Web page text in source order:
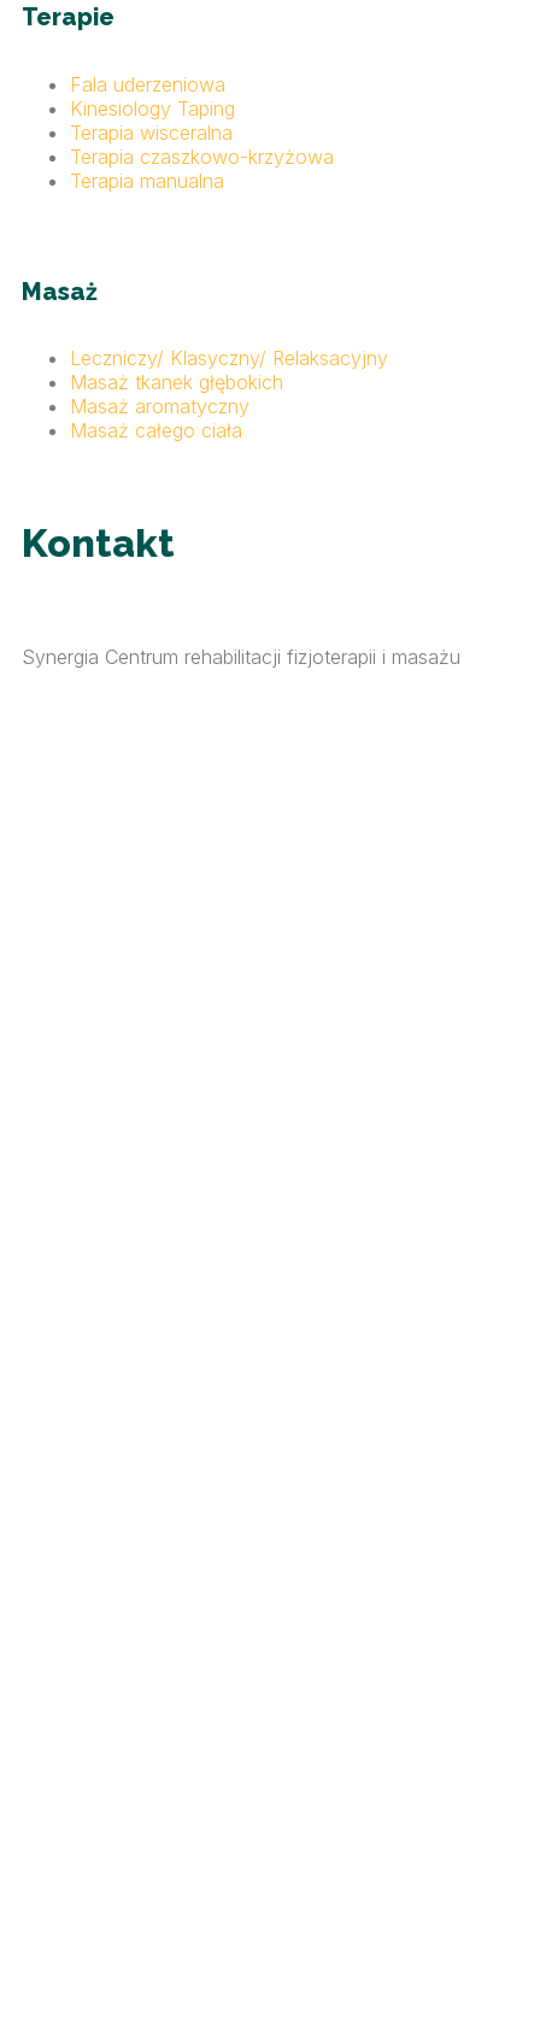
Terapie
Fala uderzeniowa
Kinesiology Taping
Terapia wisceralna
Terapia czaszkowo-krzyżowa
Terapia manualna
Masaż
Leczniczy/ Klasyczny/ Relaksacyjny
Masaż tkanek głębokich
Masaż aromatyczny
Masaż całego ciała
Kontakt
Synergia Centrum rehabilitacji fizjoterapii i masażu